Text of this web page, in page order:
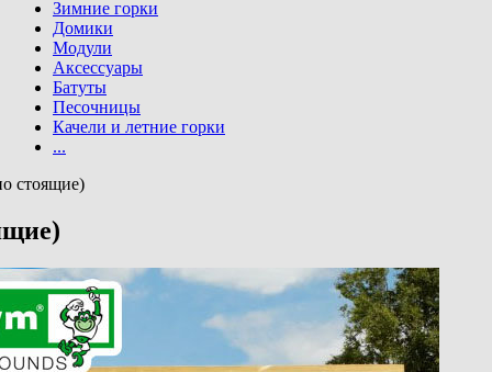
Зимние горки
Домики
Модули
Аксессуары
Батуты
Песочницы
Качели и летние горки
...
стоящие)